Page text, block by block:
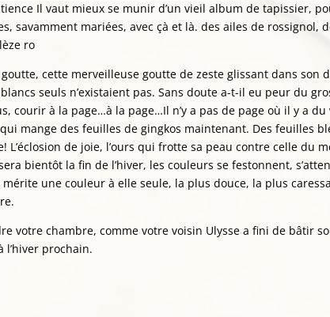
Il vaut mieux se munir d’un vieil album de tapissier,
savamment mariées, avec çà et là. des ailes de rossignol,
ro
cette merveilleuse goutte de zeste glissant dans son
seuls n’existaient pas. Sans doute a-t-il eu peur du
courir à la page…à la page…Il n’y a pas de page où il y a
mange des feuilles de gingkos maintenant. Des feuilles
L’éclosion de joie, l’ours qui frotte sa peau contre celle du
bientôt la fin de l’hiver, les couleurs se festonnent,
mérite une couleur à elle seule, la plus douce, la plus
votre chambre, comme votre voisin Ulysse a fini de bâtir
l’hiver prochain.